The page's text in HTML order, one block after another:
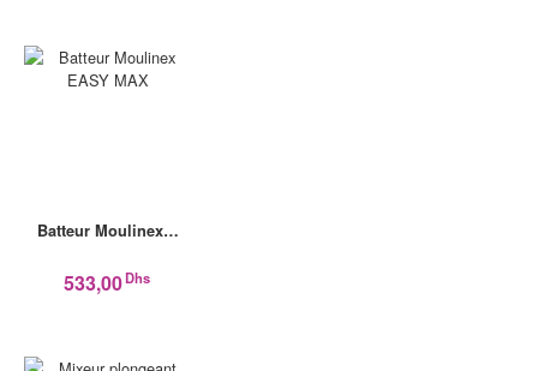
Batteur Moulinex…
533,00Dhs